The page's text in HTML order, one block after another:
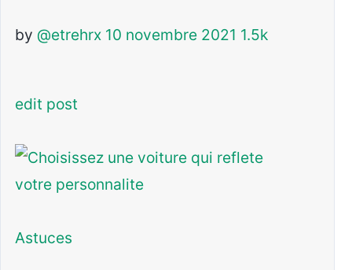
by @etrehrx 10 novembre 2021 1.5k
edit post
Astuces